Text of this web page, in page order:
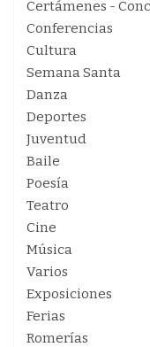
Certámenes -
Conferencias
Cultura
Semana Santa
Danza
Deportes
Juventud
Baile
Poesía
Teatro
Cine
Música
Varios
Exposiciones
Ferias
Romerías